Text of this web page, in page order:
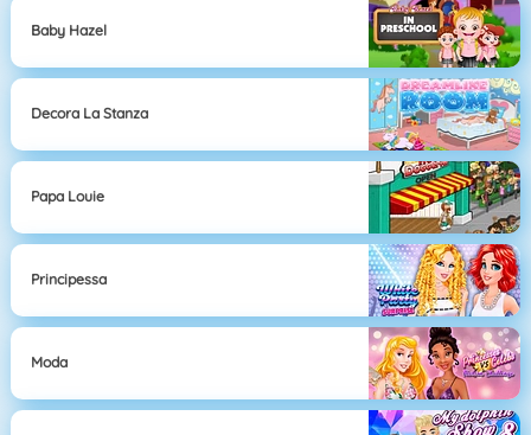
Baby Hazel
Decora La Stanza
Papa Louie
Principessa
Moda